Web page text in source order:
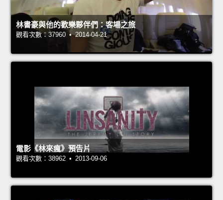
林書豪與他的歡樂夥伴們：客場之旅
觀看次數：37960 • 2014-04-21
電影《林來瘋》預告片
觀看次數：38962 • 2013-09-06